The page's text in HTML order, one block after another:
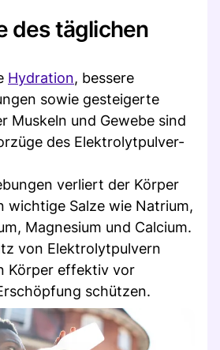
des täglichen
Hydration, bessere
sowie gesteigerte
Muskeln und Gewebe sind
des Elektrolytpulver-
verliert der Körper
wichtige Salze wie Natrium,
Magnesium und Calcium.
von Elektrolytpulvern
Körper effektiv vor
schützen.